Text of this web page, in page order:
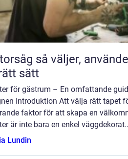
använder och sköter du den
sätt
för gästrum – En omfattande
Introduktion Att välja rätt tapet
faktor för att skapa en
är inte bara en enkel
Lundin